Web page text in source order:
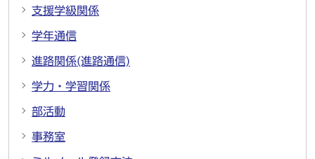
支援学級関係
学年通信
進路関係(進路通信)
学力・学習関係
部活動
事務室